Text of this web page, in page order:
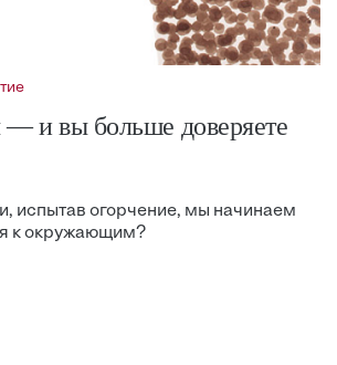
и вы больше доверяете
испытав огорчение, мы начинаем
к окружающим?